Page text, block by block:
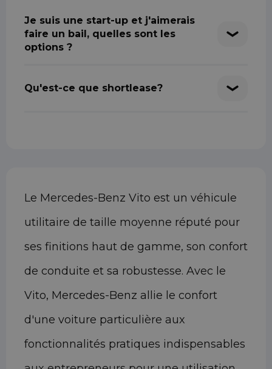
Je suis une start-up et j'aimerais
faire un bail, quelles sont les
options ?
Qu'est-ce que shortlease?
Le Mercedes-Benz Vito est un véhicule
utilitaire de taille moyenne réputé pour
ses finitions haut de gamme, son confort
de conduite et sa robustesse. Avec le
Vito, Mercedes-Benz allie le confort
d'une voiture particulière aux
fonctionnalités pratiques indispensables